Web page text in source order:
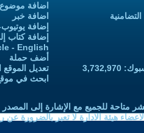
اضافة
اضافة خبر
إضافة
إضافة كتاب
- English
أضف حملة
تعديل
ابحث في
متاحة للجميع مع الإشارة إلى المصدر
هيئة الادارة لا تعبر بالضرورة عن